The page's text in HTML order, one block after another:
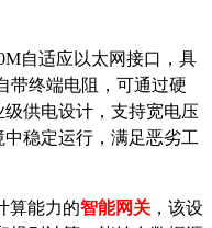
自适应以太网接口，具
带终端电阻，可通过硬
供电设计，支持宽电压
稳定运行，满足恶劣工
算能力的智能网关 ，该设